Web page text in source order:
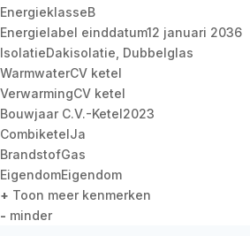
EnergieklasseB
Energielabel einddatum12 januari 2036
IsolatieDakisolatie, Dubbelglas
WarmwaterCV ketel
VerwarmingCV ketel
Bouwjaar C.V.-Ketel2023
CombiketelJa
BrandstofGas
EigendomEigendom
+ Toon meer kenmerken
- minder